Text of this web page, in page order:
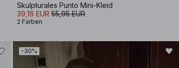
Skulpturales Punto Mini-Kleid
39,16 EUR 55,95 EUR
2 Farben
-30%